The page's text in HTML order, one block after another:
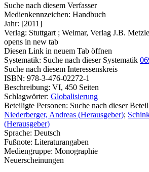
Suche nach diesem Verfasser
Medienkennzeichen: Handbuch
Jahr: [2011]
Verlag: Stuttgart ; Weimar, Verlag J.B.
opens in new tab
Diesen Link in neuem Tab öffnen
Systematik: Suche nach dieser Systematik
Suche nach diesem Interessenskreis
ISBN: 978-3-476-02272-1
Beschreibung: VI, 450 Seiten
Schlagwörter: Globalisierung
Beteiligte Personen: Suche nach dieser
Niederberger, Andreas (Herausgeber);
(Herausgeber)
Sprache: Deutsch
Fußnote: Literaturangaben
Mediengruppe: Monographie
Neuerscheinungen